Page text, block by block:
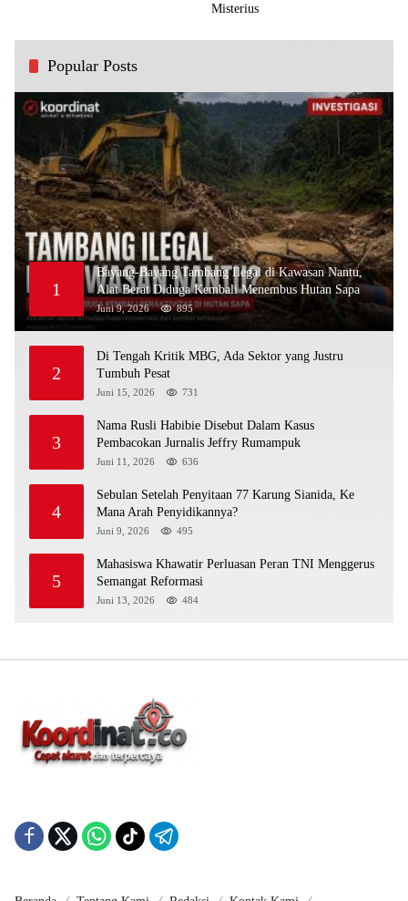
Misterius
Popular Posts
1
Bayang-Bayang Tambang Ilegal di Kawasan Nantu,
Alat Berat Diduga Kembali Menembus Hutan Sapa
Juni 9, 2026 895
2
Di Tengah Kritik MBG, Ada Sektor yang Justru
Tumbuh Pesat
Juni 15, 2026 731
3
Nama Rusli Habibie Disebut Dalam Kasus
Pembacokan Jurnalis Jeffry Rumampuk
Juni 11, 2026 636
4
Sebulan Setelah Penyitaan 77 Karung Sianida, Ke
Mana Arah Penyidikannya?
Juni 9, 2026 495
5
Mahasiswa Khawatir Perluasan Peran TNI Menggerus
Semangat Reformasi
Juni 13, 2026 484